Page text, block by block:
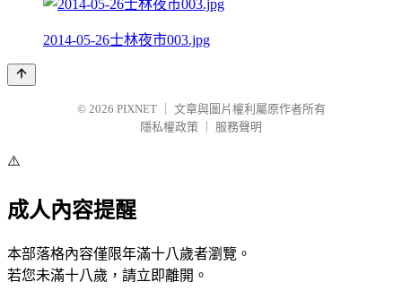
2014-05-26士林夜市003.jpg
© 2026 PIXNET
文章與圖片權利屬原作者所有
隱私權政策
服務聲明
⚠️
成人內容提醒
本部落格內容僅限年滿十八歲者瀏覽。
若您未滿十八歲，請立即離開。